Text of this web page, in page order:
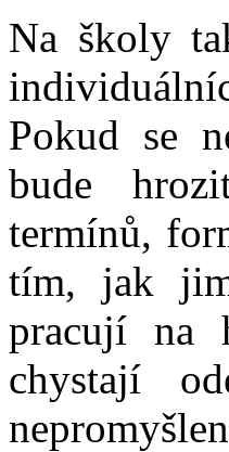
Na školy
Pokud se
bude
termínů,
tím, jak
pracují na
chystají